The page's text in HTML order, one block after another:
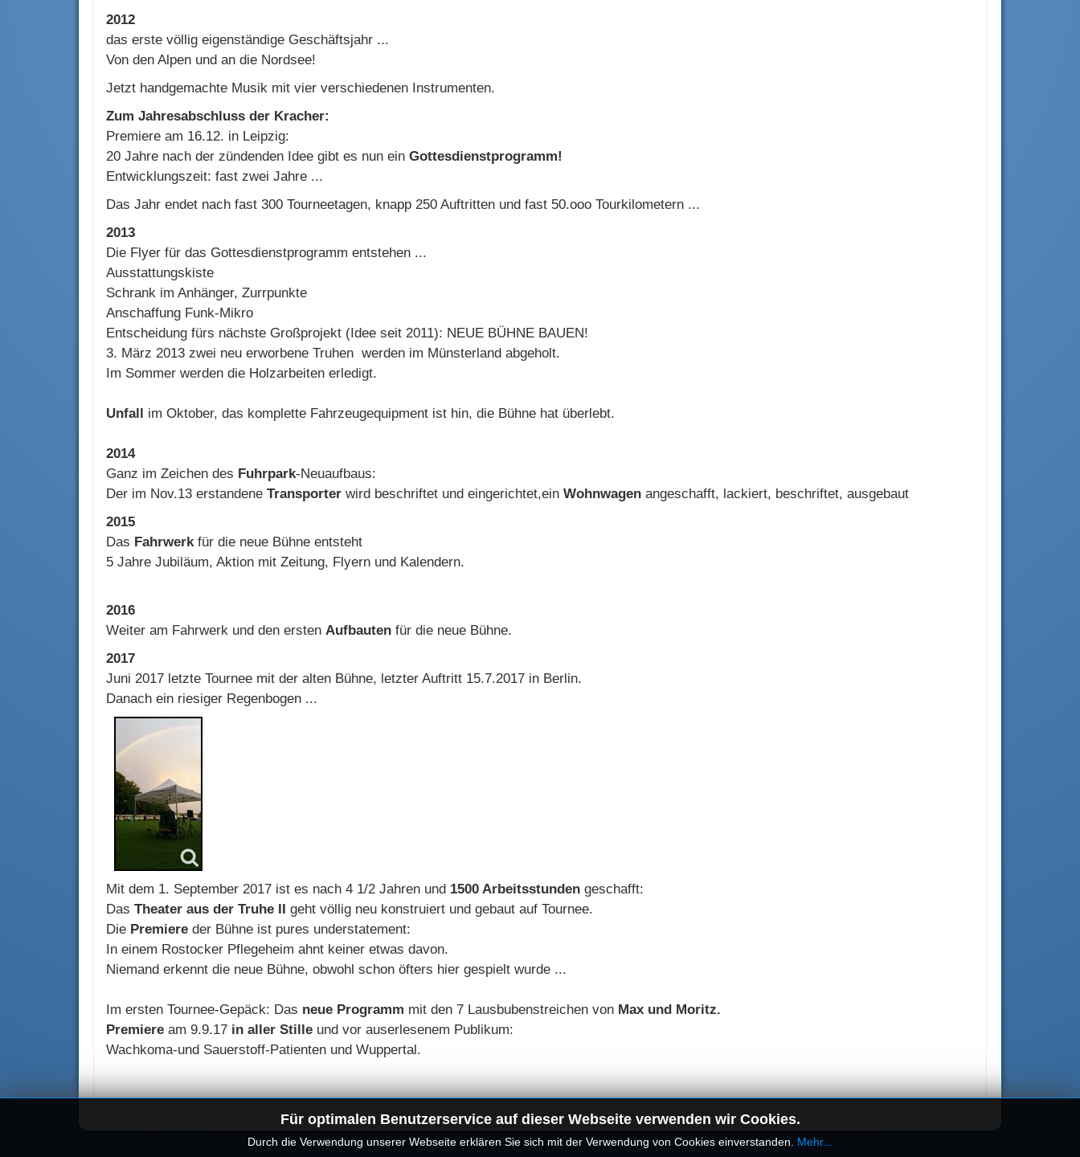
Für optimalen Benutzerservice auf dieser Webseite verwenden wir Cookies.
Durch die Verwendung unserer Webseite erklären Sie sich mit der Verwendung von Cookies einverstanden. Mehr...
2012
das erste völlig eigenständige Geschäftsjahr ...
Von den Alpen und an die Nordsee!
Jetzt handgemachte Musik mit vier verschiedenen Instrumenten.
Zum Jahresabschluss der Kracher:
Premiere am 16.12. in Leipzig:
20 Jahre nach der zündenden Idee gibt es nun ein Gottesdienstprogramm!
Entwicklungszeit: fast zwei Jahre ...
Das Jahr endet nach fast 300 Tourneetagen, knapp 250 Auftritten und fast 50.ooo Tourkilometern ...
2013
Die Flyer für das Gottesdienstprogramm entstehen ...
Ausstattungskiste
Schrank im Anhänger, Zurrpunkte
Anschaffung Funk-Mikro
Entscheidung fürs nächste Großprojekt (Idee seit 2011): NEUE BÜHNE BAUEN!
3. März 2013 zwei neu erworbene Truhen werden im Münsterland abgeholt.
Im Sommer werden die Holzarbeiten erledigt.
Unfall im Oktober, das komplette Fahrzeugequipment ist hin, die Bühne hat überlebt.
2014
Ganz im Zeichen des Fuhrpark-Neuaufbaus:
Der im Nov.13 erstandene Transporter wird beschriftet und eingerichtet,ein Wohnwagen angeschafft, lackiert, beschriftet, ausgebaut
2015
Das Fahrwerkfür die neue Bühne entsteht
5 Jahre Jubiläum, Aktion mit Zeitung, Flyern und Kalendern.
2016
Weiter am Fahrwerk und den ersten Aufbauten für die neue Bühne.
2017
Juni 2017 letzte Tournee mit der alten Bühne, letzter Auftritt 15.7.2017 in Berlin.
Danach ein riesiger Regenbogen ...
Mit dem 1. September 2017 ist es nach 4 1/2 Jahren und 1500 Arbeitsstunden geschafft:
Das Theater aus der Truhe II geht völlig neu konstruiert und gebaut auf Tournee.
Die Premiere der Bühne ist pures understatement:
In einem Rostocker Pflegeheim ahnt keiner etwas davon.
Niemand erkennt die neue Bühne, obwohl schon öfters hier gespielt wurde ...
Im ersten Tournee-Gepäck: Das neue Programm mit den 7 Lausbubenstreichen von Max und Moritz.
Premiere am 9.9.17 in aller Stille und vor auserlesenem Publikum:
Wachkoma-und Sauerstoff-Patienten und Wuppertal.